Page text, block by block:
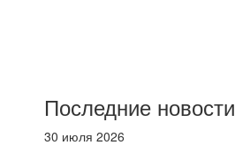
Последние новости
30 июля 2026